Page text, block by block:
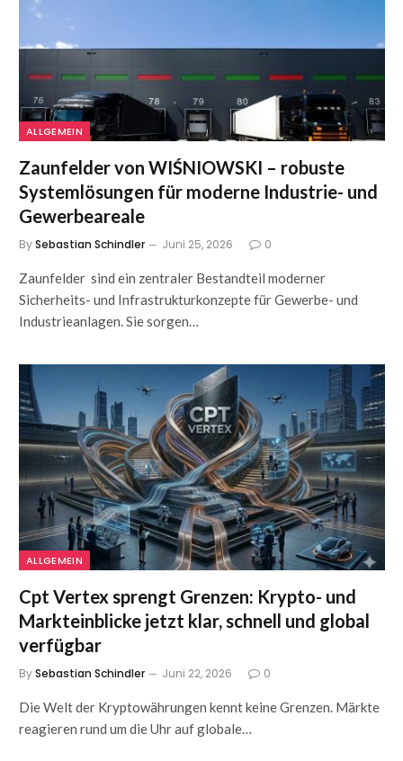
ALLGEMEIN
Zaunfelder von WIŚNIOWSKI – robuste
Systemlösungen für moderne Industrie- und
Gewerbeareale
BySebastian Schindler Juni 25, 2026 0
Zaunfelder sind ein zentraler Bestandteil moderner
Sicherheits- und Infrastrukturkonzepte für Gewerbe- und
Industrieanlagen. Sie sorgen…
ALLGEMEIN
Cpt Vertex sprengt Grenzen: Krypto- und
Markteinblicke jetzt klar, schnell und global
verfügbar
BySebastian Schindler Juni 22, 2026 0
Die Welt der Kryptowährungen kennt keine Grenzen. Märkte
reagieren rund um die Uhr auf globale…